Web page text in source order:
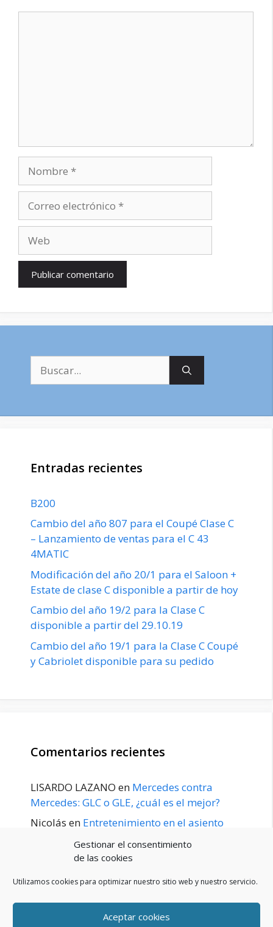
Gestionar el consentimiento
de las cookies
Utilizamos cookies para optimizar nuestro sitio web y nuestro servicio.
Aceptar cookies
electrónico
Entradas recientes
B200
Cambio del año 807 para el Coupé Clase C
– Lanzamiento de ventas para el C 43
4MATIC
Modificación del año 20/1 para el Saloon +
Estate de clase C disponible a partir de hoy
Cambio del año 19/2 para la Clase C
disponible a partir del 29.10.19
Cambio del año 19/1 para la Clase C Coupé
y Cabriolet disponible para su pedido
Comentarios recientes
LISARDO LAZANO en Mercedes contra
Mercedes: GLC o GLE, ¿cuál es el mejor?
Nicolás en Entretenimiento en el asiento
trasero para el GLE / GLS disponible a
principios de 2020